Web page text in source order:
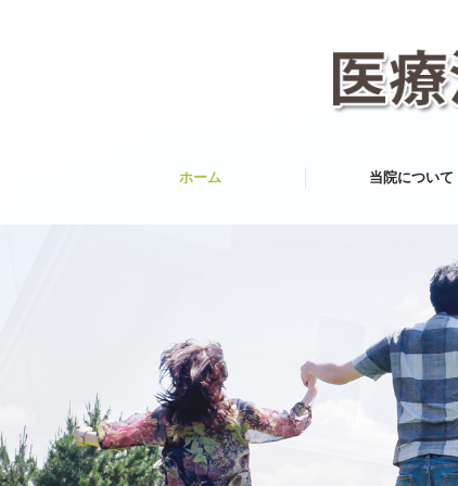
ホーム 当院について